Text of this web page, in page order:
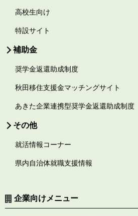
高校生向け
特設サイト
補助金
奨学金返還助成制度
秋田移住支援金マッチングサイト
あきた企業連携型奨学金返還助成制度
その他
就活情報コーナー
県内自治体就職支援情報
企業向けメニュー